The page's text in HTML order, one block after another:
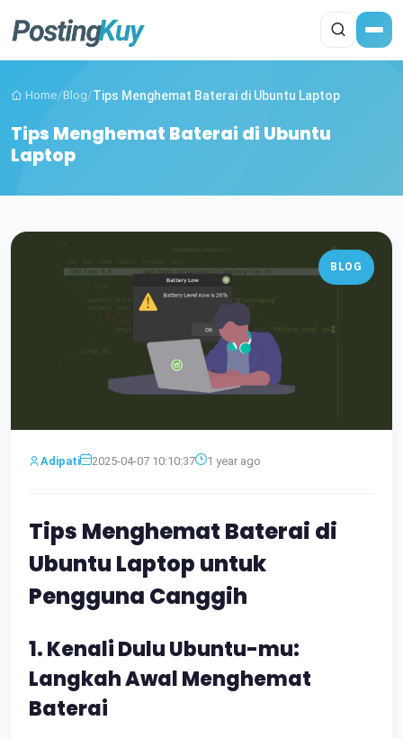
Home/Blog/Tips Menghemat Baterai di Ubuntu Laptop
Tips Menghemat Baterai di Ubuntu
Laptop
BLOG
Adipati 2025-04-07 10:10:37 1 year ago
Tips Menghemat Baterai di
Ubuntu Laptop untuk
Pengguna Canggih
1. Kenali Dulu Ubuntu-mu:
Langkah Awal Menghemat
Baterai